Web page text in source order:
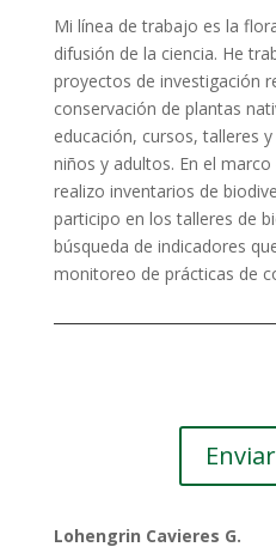
Mi línea de trabajo es la
difusión de la ciencia. He
proyectos de investigación
conservación de plantas
educación, cursos, talleres
niños y adultos. En el marco
realizo inventarios de
participo en los talleres de
búsqueda de indicadores
monitoreo de prácticas de
Lohengrin Cavieres G.